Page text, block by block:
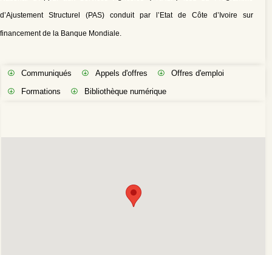
d’Ajustement Structurel (PAS) conduit par l’Etat de Côte d’Ivoire sur
financement de la Banque Mondiale.
Communiqués Appels d'offres
Offres d'emploi
Formations
Bibliothèque numérique